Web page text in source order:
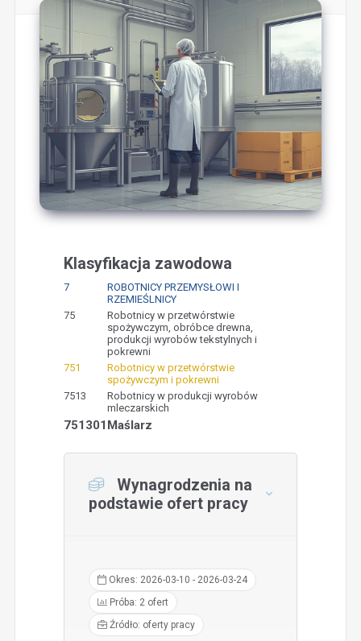
Klasyfikacja zawodowa
7
ROBOTNICY PRZEMYSŁOWI I
RZEMIEŚLNICY
75
Robotnicy w przetwórstwie
spożywczym, obróbce drewna,
produkcji wyrobów tekstylnych i
pokrewni
751
Robotnicy w przetwórstwie
spożywczym i pokrewni
7513
Robotnicy w produkcji wyrobów
mleczarskich
751301 Maślarz
Wynagrodzenia na
podstawie ofert pracy
Okres: 2026-03-10 - 2026-03-24
Próba: 2 ofert
Źródło: oferty pracy